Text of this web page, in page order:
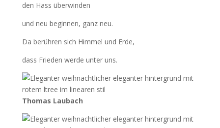
den Hass überwinden
und neu beginnen, ganz neu.
Da berühren sich Himmel und Erde,
dass Frieden werde unter uns.
Thomas Laubach